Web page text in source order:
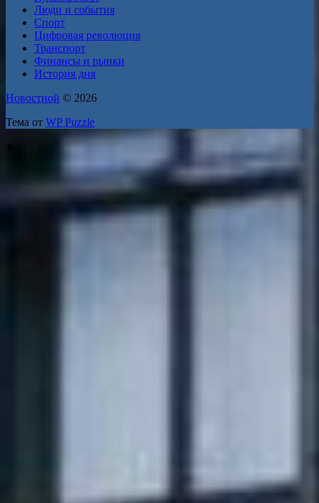
Люди и события
Спорт
Цифровая революция
Транспорт
Финансы и рынки
История дня
Новостной © 2026
Тема от WP Puzzle
➤